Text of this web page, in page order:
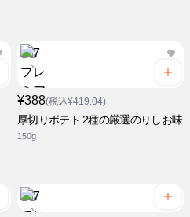
¥388(税込¥419.04)
厚切りポテト 2種の厳選のりしお味
150g